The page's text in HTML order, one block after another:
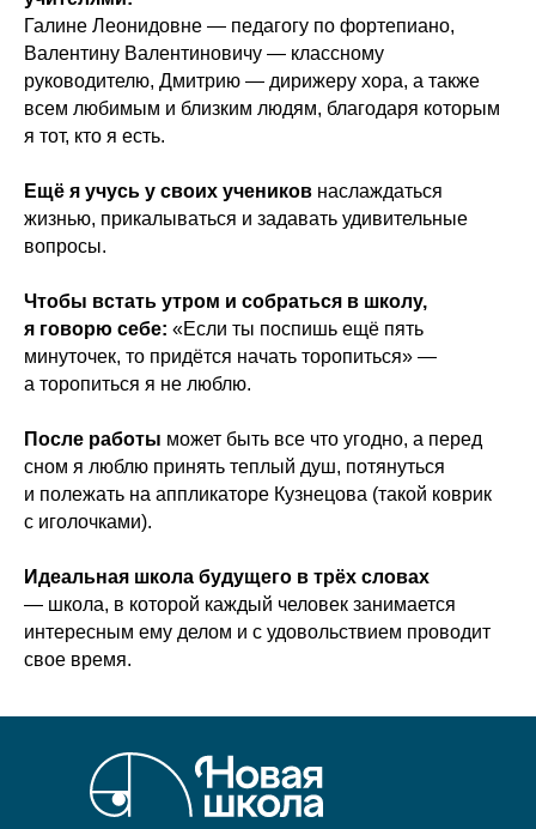
Галине Леонидовне — педагогу по фортепиано,
Валентину Валентиновичу — классному
руководителю, Дмитрию — дирижеру хора, а также
всем любимым и близким людям, благодаря которым
я тот, кто я есть.
Ещё я учусь у своих учеников наслаждаться
жизнью, прикалываться и задавать удивительные
вопросы.
Чтобы встать утром и собраться в школу,
я говорю себе: «Если ты поспишь ещё пять
минуточек, то придётся начать торопиться» —
а торопиться я не люблю.
После работы может быть все что угодно, а перед
сном я люблю принять теплый душ, потянуться
и полежать на аппликаторе Кузнецова (такой коврик
с иголочками).
Идеальная школа будущего в трёх словах
— школа, в которой каждый человек занимается
интересным ему делом и с удовольствием проводит
свое время.